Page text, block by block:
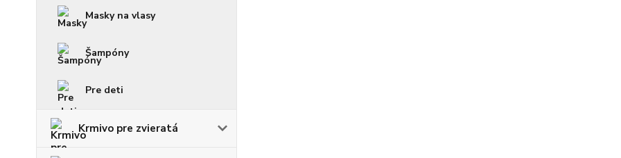
Masky na vlasy
Šampóny
Pre deti
Krmivo pre zvieratá